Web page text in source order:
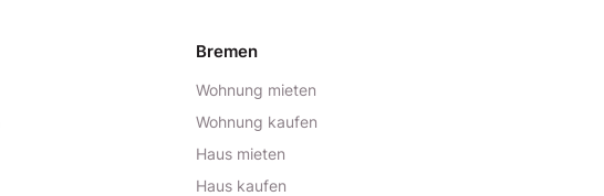
Bremen
Wohnung mieten
Wohnung kaufen
Haus mieten
Haus kaufen